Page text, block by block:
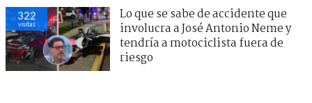
322
visitas
Lo que se sabe de accidente que
involucra a José Antonio Neme y
tendría a motociclista fuera de
riesgo